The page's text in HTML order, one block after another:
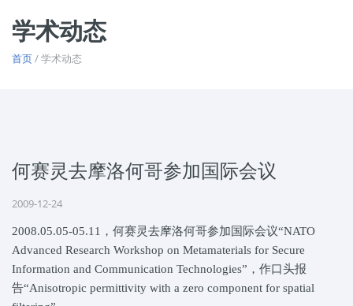
学术动态
首页/ 学术动态
何赛灵去摩洛何哥参加国际会议
2009-12-24
2008.05.05-05.11，何赛灵去摩洛何哥参加国际会议“NATO
Advanced Research Workshop on Metamaterials for Secure
Information and Communication Technologies”，作口头报
告“Anisotropic permittivity with a zero component for spatial